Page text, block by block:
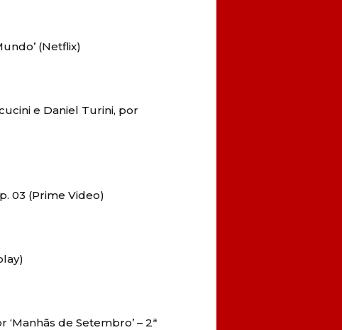
(Netflix)
e Daniel Turini, por
03 (Prime Video)
de Setembro’ – 2ª